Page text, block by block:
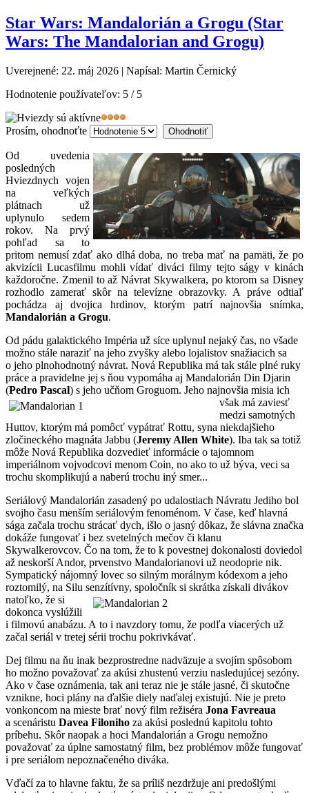
Star Wars: Mandalorián a Grogu (Star
Wars: The Mandalorian and Grogu)
Uverejnené: 22. máj 2026 | Napísal: Martin Černický
Hodnotenie používateľov: 5 / 5
Prosím, ohodnoťte
Od uvedenia
posledných
Hviezdnych vojen
na veľkých
plátnach už
uplynulo sedem
rokov. Na prvý
pohľad sa to
pritom nemusí zdať ako dlhá doba, no treba mať na pamäti, že po
akvizícii Lucasfilmu mohli vídať diváci filmy tejto ságy v kinách
každoročne. Zmenil to až Návrat Skywalkera, po ktorom sa Disney
rozhodlo zamerať skôr na televízne obrazovky. A práve odtiaľ
pochádza aj dvojica hrdinov, ktorým patrí najnovšia snímka,
Mandalorián a Grogu.
Od pádu galaktického Impéria už síce uplynul nejaký čas, no všade
možno stále naraziť na jeho zvyšky alebo lojalistov snažiacich sa
o jeho plnohodnotný návrat. Nová Republika má tak stále plné ruky
práce a pravidelne jej s ňou vypomáha aj Mandalorián Din Djarin
(Pedro Pascal) s jeho učňom Groguom. Jeho najnovšia misia ich
však má zaviesť
medzi samotných
Huttov, ktorým má pomôcť vypátrať Rottu, syna niekdajšieho
zločineckého magnáta Jabbu (Jeremy Allen White). Iba tak sa totiž
môže Nová Republika dozvedieť informácie o tajomnom
imperiálnom vojvodcovi menom Coin, no ako to už býva, veci sa
trochu skomplikujú a naberú trochu iný smer...
Seriálový Mandalorián zasadený po udalostiach Návratu Jediho bol
svojho času menším seriálovým fenoménom. V čase, keď hlavná
sága začala trochu strácať dych, išlo o jasný dôkaz, že slávna značka
dokáže fungovať i bez svetelných mečov či klanu
Skywalkerovcov. Čo na tom, že to k povestnej dokonalosti doviedol
až neskorší Andor, prvenstvo Mandalorianovi už neodoprie nik.
Sympatický nájomný lovec so silným morálnym kódexom a jeho
roztomilý, na Silu senzítívny, spoločník si skrátka získali divákov
natoľko, že si
dokonca vyslúžili
i filmovú anabázu. A to i navzdory tomu, že podľa viacerých už
začal seriál v tretej sérii trochu pokrivkávať.
Dej filmu na ňu inak bezprostredne nadväzuje a svojím spôsobom
ho možno považovať za akúsi zhustenú verziu nasledujúcej sezóny.
Ako v čase oznámenia, tak ani teraz nie je stále jasné, či skutočne
vznikne, hoci plány na ďalšie diely naďalej existujú. Nie je preto
vonkoncom na mieste brať nový film režiséra Jona Favreaua
a scenáristu Davea Filoniho za akúsi poslednú kapitolu tohto
príbehu. Skôr naopak a hoci Mandalorián a Grogu nemožno
považovať za úplne samostatný film, bez problémov môže fungovať
i pre seriálom nepoznačeného diváka.
Vďačí za to hlavne faktu, že sa príliš nezdržuje ani predošlými